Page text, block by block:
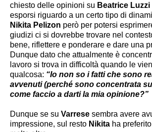
chiesto delle opinioni su Beatrice Luzzi
esporsi riguardo a un certo tipo di
Nikita Pelizon però per potersi
giudizi ci si dovrebbe trovare nel
bene, riflettere e ponderare e dare una
Dunque dato che attualmente è
lavoro si trova in difficoltà quando le
qualcosa: “Io non so i fatti che sono
avvenuti (perché sono concentrata
come faccio a darti la mia opinione?”
Dunque se su Varrese sembra avere
impressione, sul resto Nikita ha